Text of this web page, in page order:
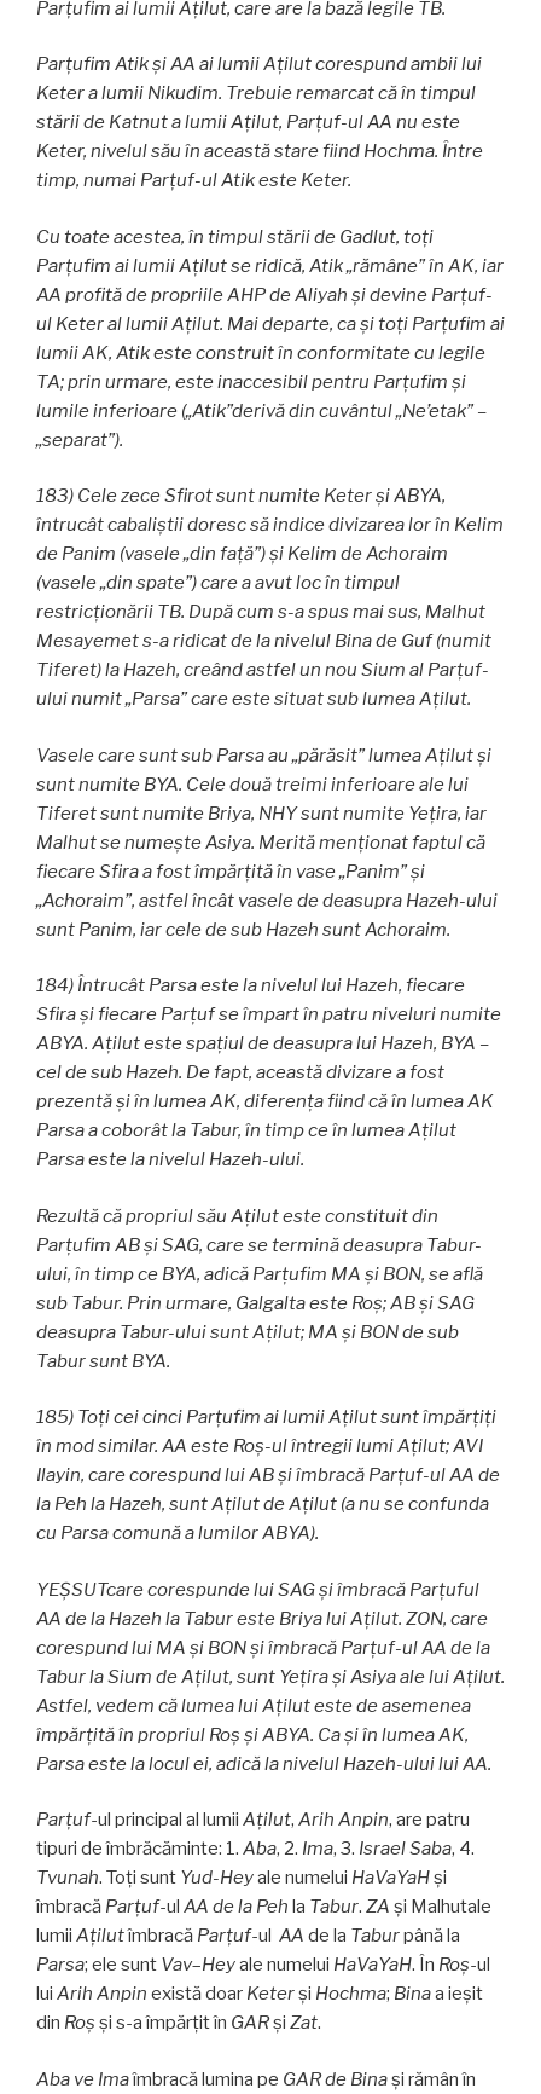
Parţufim ai lumii Aţilut, care are la bază legile TB.
Parţufim Atik și AA ai lumii Aţilut corespund ambii lui
Keter a lumii Nikudim. Trebuie remarcat că în timpul
stării de Katnut a lumii Aţilut, Parţuf-ul AA nu este
Keter, nivelul său în această stare fiind Hochma. Între
timp, numai Parţuf-ul Atik este Keter.
Cu toate acestea, în timpul stării de Gadlut, toţi
Parţufim ai lumii Aţilut se ridică, Atik „rămâne” în AK, iar
AA profită de propriile AHP de Aliyah și devine Parţuf-
ul Keter al lumii Aţilut. Mai departe, ca și toţi Parţufim ai
lumii AK, Atik este construit în conformitate cu legile
TA; prin urmare, este inaccesibil pentru Parţufim şi
lumile inferioare („Atik”derivă din cuvântul „Ne’etak” –
„separat”).
183) Cele zece Sfirot sunt numite Keter și ABYA,
întrucât cabaliștii doresc să indice divizarea lor în Kelim
de Panim (vasele „din față”) și Kelim de Achoraim
(vasele „din spate”) care a avut loc în timpul
restricționării TB. După cum s-a spus mai sus, Malhut
Mesayemet s-a ridicat de la nivelul Bina de Guf (numit
Tiferet) la Hazeh, creând astfel un nou Sium al Parţuf-
ului numit „Parsa” care este situat sub lumea Aţilut.
Vasele care sunt sub Parsa au „părăsit” lumea Aţilut și
sunt numite BYA. Cele două treimi inferioare ale lui
Tiferet sunt numite Briya, NHY sunt numite Yeţira, iar
Malhut se numește Asiya. Merită menționat faptul că
fiecare Sfira a fost împărțită în vase „Panim” și
„Achoraim”, astfel încât vasele de deasupra Hazeh-ului
sunt Panim, iar cele de sub Hazeh sunt Achoraim.
184) Întrucât Parsa este la nivelul lui Hazeh, fiecare
Sfira și fiecare Parţuf se împart în patru niveluri numite
ABYA. Aţilut este spațiul de deasupra lui Hazeh, BYA –
cel de sub Hazeh. De fapt, această divizare a fost
prezentă și în lumea AK, diferența fiind că în lumea AK
Parsa a coborât la Tabur, în timp ce în lumea Aţilut
Parsa este la nivelul Hazeh-ului.
Rezultă că propriul său Aţilut este constituit din
Parţufim AB și SAG, care se termină deasupra Tabur-
ului, în timp ce BYA, adică Parţufim MA și BON, se află
sub Tabur. Prin urmare, Galgalta este Roş; AB și SAG
deasupra Tabur-ului sunt Aţilut; MA și BON de sub
Tabur sunt BYA.
185) Toţi cei cinci Parţufim ai lumii Aţilut sunt împărțiţi
în mod similar. AA este Roş-ul întregii lumi Aţilut; AVI
Ilayin, care corespund lui AB și îmbracă Parţuf-ul AA de
la Peh la Hazeh, sunt Aţilut de Aţilut (a nu se confunda
cu Parsa comună a lumilor ABYA).
YEŞSUTcare corespunde lui SAG și îmbracă Parţuful
AA de la Hazeh la Tabur este Briya lui Aţilut. ZON, care
corespund lui MA și BON și îmbracă Parţuf-ul AA de la
Tabur la Sium de Aţilut, sunt Yeţira și Asiya ale lui Aţilut.
Astfel, vedem că lumea lui Aţilut este de asemenea
împărțită în propriul Roş și ABYA. Ca și în lumea AK,
Parsa este la locul ei, adică la nivelul Hazeh-ului lui AA.
Parţuf-ul principal al lumii Aţilut, Arih Anpin, are patru
tipuri de îmbrăcăminte: 1. Aba, 2. Ima, 3. Israel Saba, 4.
Tvunah. Toți sunt Yud-Heyale numelui HaVaYaHși
îmbracă Parţuf-ul AA de la Peh la Tabur. ZA și Malhutale
lumii Aţilutîmbracă Parţuf-ul AA de la Taburpână la
Parsa; ele sunt Vav–Heyale numelui HaVaYaH. În Roş-ul
lui Arih Anpin există doar Keterși Hochma; Binaa ieșit
din Roş și s-a împărțit în GARși Zat.
Aba ve Imaîmbracă lumina pe GAR de Binași rămân în